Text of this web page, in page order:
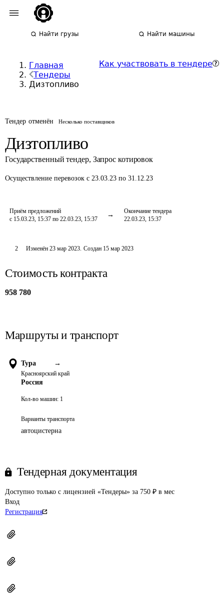
Найти грузы Найти машины
Главная
Тендеры
Дизтопливо
Как участвовать в тендере
Тендер отменён Несколько поставщиков
Дизтопливо
Государственный тендер, Запрос котировок
Осуществление перевозок с 23.03.23 по 31.12.23
Приём предложений
с 15.03.23, 15:37 по 22.03.23, 15:37
Окончание тендера
22.03.23, 15:37
2 Изменён 23 мар 2023. Создан 15 мар 2023
Стоимость контракта
958 780
Маршруты и транспорт
Тура →
Красноярский край
Россия
Кол-во машин: 1
Варианты транспорта
автоцистерна
Тендерная документация
Доступно только с лицензией «Тендеры» за 750 ₽ в мес
Вход
Регистрация